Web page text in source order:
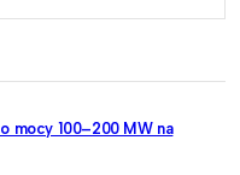
mocy 100–200 MW na